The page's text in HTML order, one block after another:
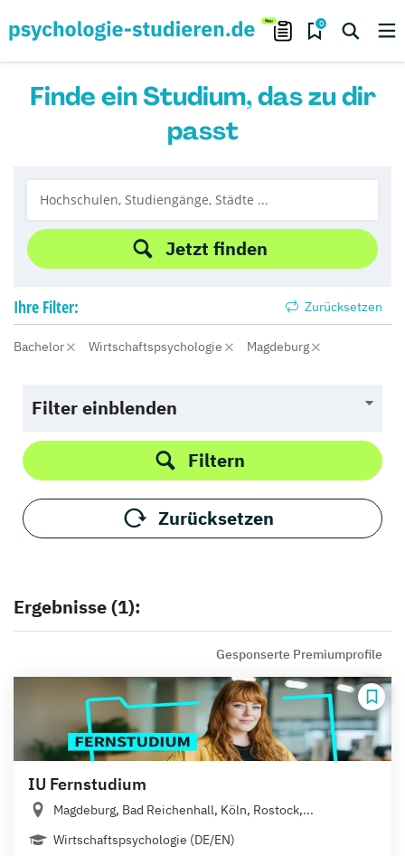
0
Finde ein Studium, das zu dir
passt
Jetzt finden
Ihre Filter: Zurücksetzen
Bachelor Wirtschaftspsychologie Magdeburg
Filter einblenden
Filtern
Zurücksetzen
Ergebnisse (1):
Gesponserte Premiumprofile
IU Fernstudium
Magdeburg, Bad Reichenhall, Köln, Rostock,...
Wirtschaftspsychologie (DE/EN)